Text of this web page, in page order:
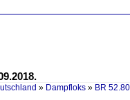
» Dampfloks » BR